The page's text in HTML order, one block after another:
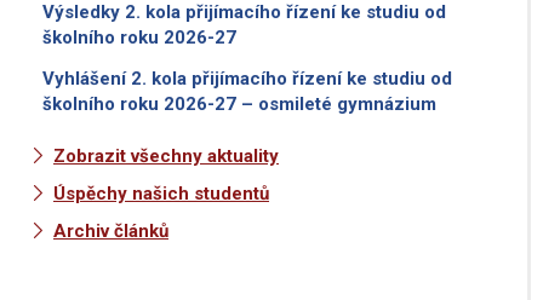
Výsledky 2. kola přijímacího řízení ke studiu od
školního roku 2026-27
Vyhlášení 2. kola přijímacího řízení ke studiu od
školního roku 2026-27 – osmileté gymnázium
Zobrazit všechny aktuality
Úspěchy našich studentů
Archiv článků